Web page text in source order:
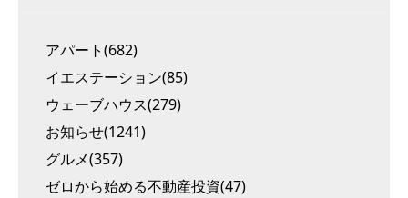
アパート(682)
イエステーション(85)
ウェーブハウス(279)
お知らせ(1241)
グルメ(357)
ゼロから始める不動産投資(47)